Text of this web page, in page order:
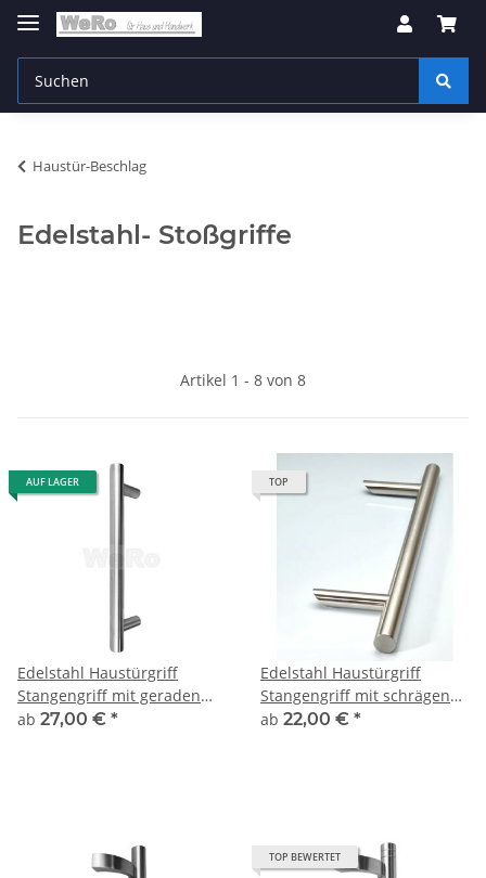
Haustür-Beschlag
Edelstahl- Stoßgriffe
Artikel 1 - 8 von 8
AUF LAGER
Edelstahl Haustürgriff
Stangengriff mit geraden
Stützen
ab 27,00 € *
TOP
Edelstahl Haustürgriff
Stangengriff mit schrägen
Stützen
ab 22,00 € *
TOP BEWERTET